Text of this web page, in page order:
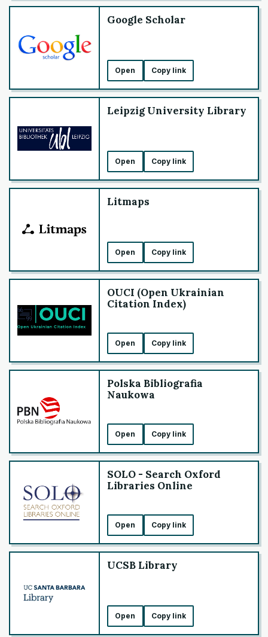
Google Scholar
Open Copy link
Leipzig University Library
Open Copy link
Litmaps
Open Copy link
OUCI (Open Ukrainian
Citation Index)
Open Copy link
Polska Bibliografia
Naukowa
Open Copy link
SOLO - Search Oxford
Libraries Online
Open Copy link
UCSB Library
Open Copy link